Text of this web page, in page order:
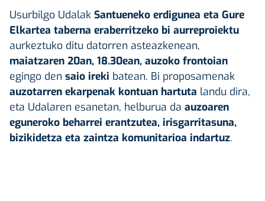
Usurbilgo Udalak Santueneko erdigunea eta Gure
Elkartea taberna eraberritzeko bi aurreproiektu
aurkeztuko ditu datorren asteazkenean,
maiatzaren 20an, 18.30ean, auzoko frontoian
egingo den saio ireki batean. Bi proposamenak
auzotarren ekarpenak kontuan hartuta landu dira,
eta Udalaren esanetan, helburua da auzoaren
eguneroko beharrei erantzutea, irisgarritasuna,
bizikidetza eta zaintza komunitarioa indartuz.